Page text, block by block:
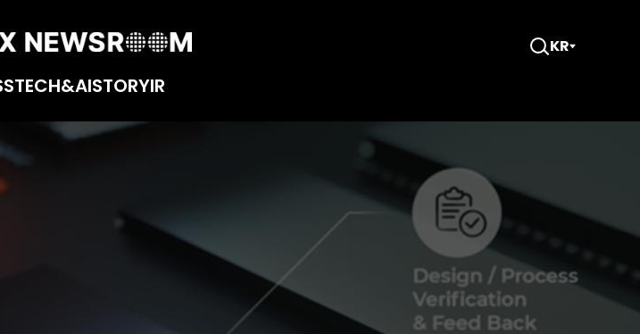
TECH&AISTORYIR
검
열
KR
및 유기적인 협업 통해 AI 메모리 1등 경쟁력 지킬 것”